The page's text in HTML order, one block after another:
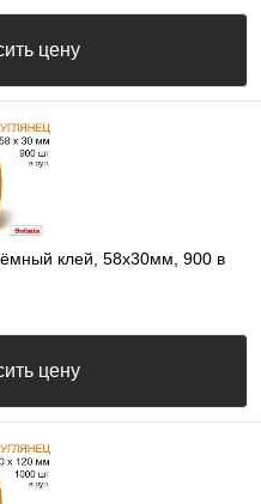
цену
клей, 58х30мм, 900 в
цену